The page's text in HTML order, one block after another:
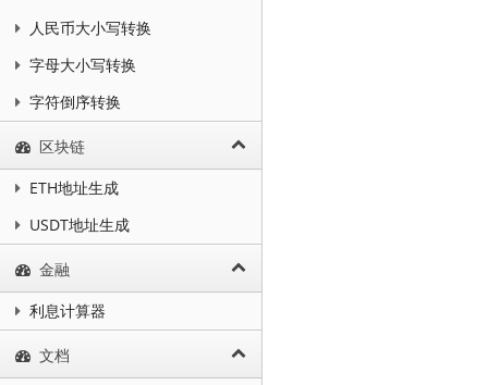
人民币大小写转换
字母大小写转换
字符倒序转换
区块链
ETH地址生成
USDT地址生成
金融
利息计算器
文档